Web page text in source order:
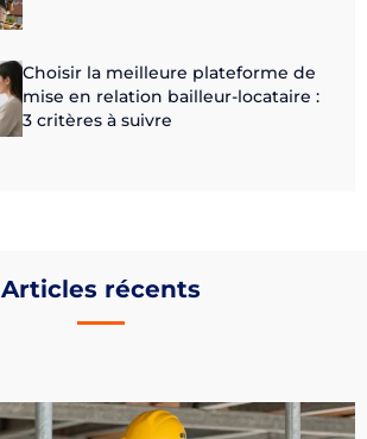
Choisir la meilleure plateforme de
mise en relation bailleur-locataire :
3 critères à suivre
Articles récents